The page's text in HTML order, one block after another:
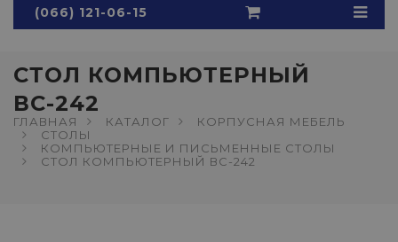
(066) 121-06-15
СТОЛ КОМПЬЮТЕРНЫЙ
ВС-242
ГЛАВНАЯ КАТАЛОГ
КОРПУСНАЯ МЕБЕЛЬ
СТОЛЫ
КОМПЬЮТЕРНЫЕ И ПИСЬМЕННЫЕ СТОЛЫ
СТОЛ КОМПЬЮТЕРНЫЙ ВС-242